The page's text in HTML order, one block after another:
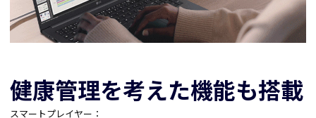
健康管理を考えた機能も搭載
スマートプレイヤー：